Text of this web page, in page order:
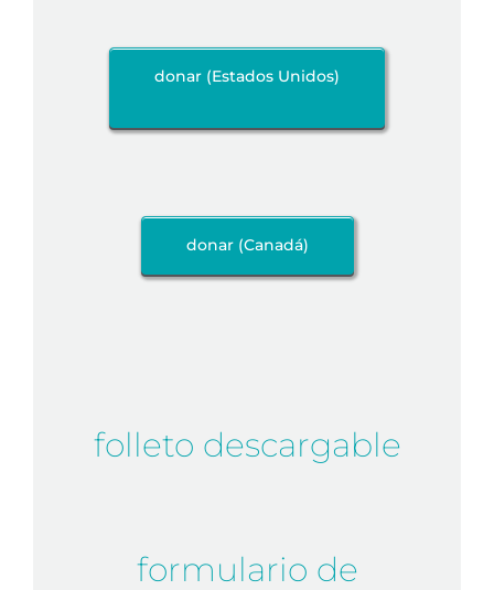
donar (Estados Unidos)
donar (Canadá)
folleto descargable
formulario de